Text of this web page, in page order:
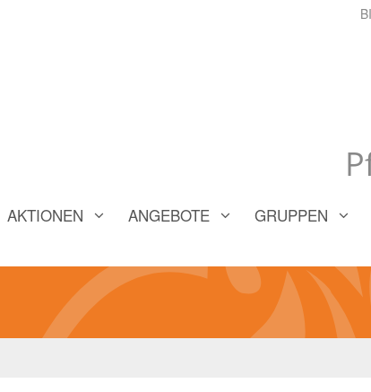
AKTIONEN ANGEBOTE GRUPPEN